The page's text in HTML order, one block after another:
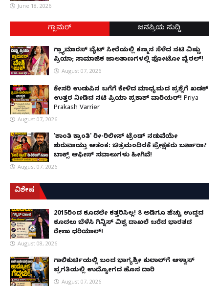
June 18, 2026
ಗ್ಲಾಮರ್ ಜನಪ್ರಿಯ ಸುದ್ದಿ
ಗ್ಲ್ಯಾಮಾರಸ್ ವೈಟ್‌ ಸೀರೆಯಲ್ಲಿ ಕಣ್ಮನ ಸೆಳೆದ ನಟಿ ವಿಷ್ಣು
ಪ್ರಿಯಾ; ಸಾಮಾಜಿಕ ಜಾಲತಾಣಗಳಲ್ಲಿ ಫೋಟೋ ವೈರಲ್!
August 07, 2026
ಕೇಸರಿ ಉಡುಪಿನ ಬಗೆಗೆ ಕೇಳಿದ ಮಾಧ್ಯಮದ ಪ್ರಶ್ನೆಗೆ ಖಡಕ್
ಉತ್ತರ ನೀಡಿದ ನಟಿ ಪ್ರಿಯಾ ಪ್ರಕಾಶ್ ವಾರಿಯರ್! Priya
Prakash Varrier
August 07, 2026
'ಶಾಂತಿ ಕ್ರಾಂತಿ' ರೀ-ರಿಲೀಸ್ ಟ್ರೆಂಡ್ ನಡುವೆಯೇ
ಶುರುವಾಯ್ತು ಆತಂಕ: ಚಿತ್ರಮಂದಿರಕ್ಕೆ ಪ್ರೇಕ್ಷಕರು ಬರ್ತಾರಾ?
ಬಾಕ್ಸ್ ಆಫೀಸ್ ಸವಾಲುಗಳು ಹೀಗಿವೆ!
August 07, 2026
ವಿಶೇಷ
2015ರಿಂದ ಕೂದಲೇ ಕತ್ತರಿಸಿಲ್ಲ! 8 ಅಡಿಗೂ ಹೆಚ್ಚು ಉದ್ದದ
ಕೂದಲು ಬೆಳೆಸಿ ಗಿನ್ನಿಸ್ ವಿಶ್ವ ದಾಖಲೆ ಬರೆದ ಭಾರತದ
ರೇಣು ಧರಿಯಾಲ್!
August 08, 2026
ಗಾಲಿಕುರ್ಚಿಯಲ್ಲಿ ಬಂದ ಭಾಗ್ಯಶ್ರೀ ಕುಲಾಲ್‌ಗೆ ಆಳ್ವಾಸ್
ಪ್ರಗತಿಯಲ್ಲಿ ಉದ್ಯೋಗದ ಹೊಸ ದಾರಿ
August 07, 2026